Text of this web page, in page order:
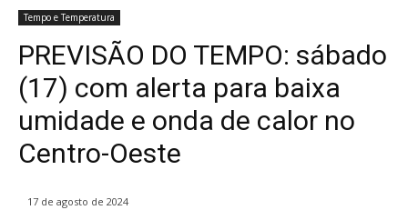
Tempo e Temperatura
PREVISÃO DO TEMPO: sábado
(17) com alerta para baixa
umidade e onda de calor no
Centro-Oeste
17 de agosto de 2024